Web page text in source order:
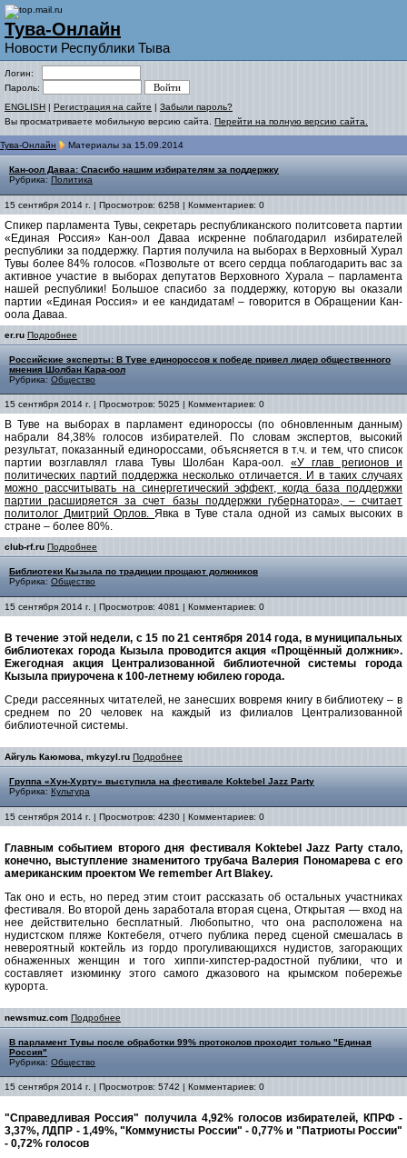
Тува-Онлайн
Новости Республики Тыва
Логин:
Пароль:
ENGLISH | Регистрация на сайте | Забыли пароль?
Вы просматриваете мобильную версию сайта. Перейти на полную версию сайта.
Тува-Онлайн Материалы за 15.09.2014
Кан-оол Даваа: Спасибо нашим избирателям за поддержку
Рубрика: Политика
15 сентября 2014 г. | Просмотров: 6258 | Комментариев: 0
Спикер парламента Тувы, секретарь республиканского политсовета партии
«Единая Россия» Кан-оол Даваа искренне поблагодарил избирателей
республики за поддержку. Партия получила на выборах в Верховный Хурал
Тувы более 84% голосов. «Позвольте от всего сердца поблагодарить вас за
активное участие в выборах депутатов Верховного Хурала – парламента
нашей республики! Большое спасибо за поддержку, которую вы оказали
партии «Единая Россия» и ее кандидатам! – говорится в Обращении Кан-
оола Даваа.
er.ru Подробнее
Российские эксперты: В Туве единороссов к победе привел лидер общественного
мнения Шолбан Кара-оол
Рубрика: Общество
15 сентября 2014 г. | Просмотров: 5025 | Комментариев: 0
В Туве на выборах в парламент единороссы (по обновленным данным)
набрали 84,38% голосов избирателей. По словам экспертов, высокий
результат, показанный единороссами, объясняется в т.ч. и тем, что список
партии возглавлял глава Тувы Шолбан Кара-оол. «У глав регионов и
политических партий поддержка несколько отличается. И в таких случаях
можно рассчитывать на синергетический эффект, когда база поддержки
партии расширяется за счет базы поддержки губернатора», – считает
политолог Дмитрий Орлов.Явка в Туве стала одной из самых высоких в
стране – более 80%.
club-rf.ru Подробнее
Библиотеки Кызыла по традиции прощают должников
Рубрика: Общество
15 сентября 2014 г. | Просмотров: 4081 | Комментариев: 0
В течение этой недели, с 15 по 21 сентября 2014 года, в муниципальных
библиотеках города Кызыла проводится акция «Прощённый должник».
Ежегодная акция Централизованной библиотечной системы города
Кызыла приурочена к 100-летнему юбилею города.
Среди рассеянных читателей, не занесших вовремя книгу в библиотеку – в
среднем по 20 человек на каждый из филиалов Централизованной
библиотечной системы.
Айгуль Каюмова, mkyzyl.ru Подробнее
Группа «Хун-Хурту» выступила на фестивале Koktebel Jazz Party
Рубрика: Культура
15 сентября 2014 г. | Просмотров: 4230 | Комментариев: 0
Главным событием второго дня фестиваля Koktebel Jazz Party стало,
конечно, выступление знаменитого трубача Валерия Пономарева с его
американским проектом We remember Art Blakey.
Так оно и есть, но перед этим стоит рассказать об остальных участниках
фестиваля. Во второй день заработала вторая сцена, Открытая — вход на
нее действительно бесплатный. Любопытно, что она расположена на
нудистском пляже Коктебеля, отчего публика перед сценой смешалась в
невероятный коктейль из гордо прогуливающихся нудистов, загорающих
обнаженных женщин и того хиппи-хипстер-радостной публики, что и
составляет изюминку этого самого джазового на крымском побережье
курорта.
newsmuz.com Подробнее
В парламент Тувы после обработки 99% протоколов проходит только "Единая
Россия"
Рубрика: Общество
15 сентября 2014 г. | Просмотров: 5742 | Комментариев: 0
"Справедливая Россия" получила 4,92% голосов избирателей, КПРФ -
3,37%, ЛДПР - 1,49%, "Коммунисты России" - 0,77% и "Патриоты России"
- 0,72% голосов